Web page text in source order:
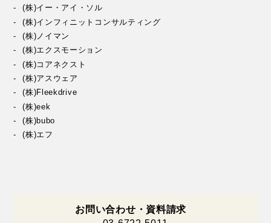
(株)イー・アイ・ソル
(株)インフィニットコンサルティング
(株)ノイマン
(株)エクスモーション
(株)コアネクスト
(株)アスウェア
(株)Fleekdrive
(株)eek
(株)bubo
(株)エフ
お問い合わせ・資料請求